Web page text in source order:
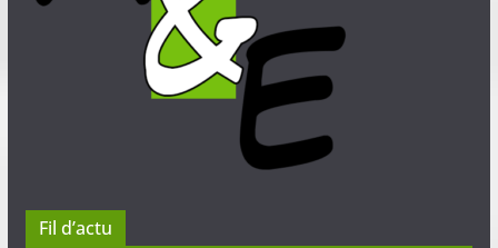
Fil d’actu